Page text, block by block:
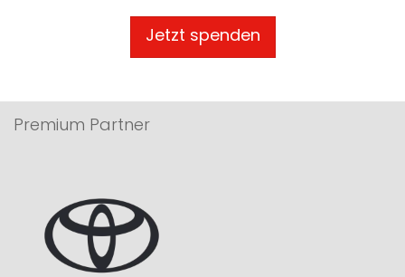
Jetzt spenden
Premium Partner